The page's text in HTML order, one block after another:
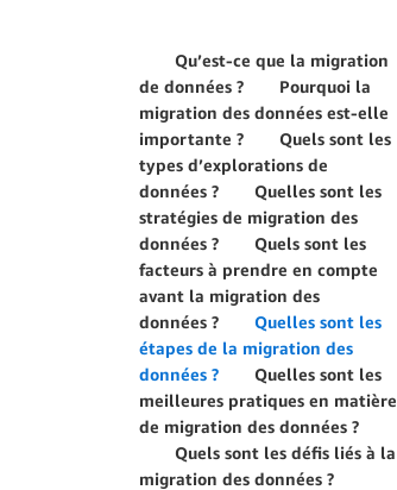
Qu’est-ce que la migration
de données ?
Pourquoi la
migration des données est-elle
importante ?
Quels sont les
types d’explorations de
données ?
Quelles sont les
stratégies de migration des
données ?
Quels sont les
facteurs à prendre en compte
avant la migration des
données ?
Quelles sont les
étapes de la migration des
données ?
Quelles sont les
meilleures pratiques en matière
de migration des données ?
Quels sont les défis liés à la
migration des données ?